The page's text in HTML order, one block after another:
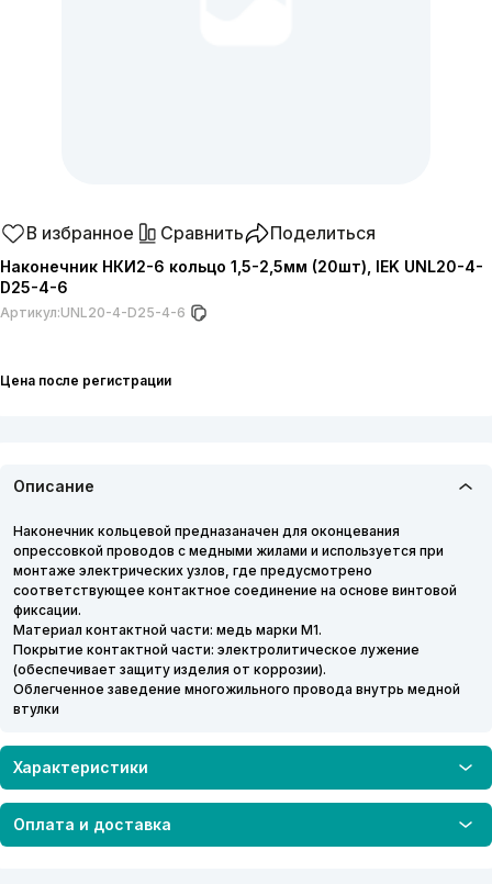
В избранное Сравнить Поделиться
Наконечник НКИ2-6 кольцо 1,5-2,5мм (20шт), IEK UNL20-4-
D25-4-6
Артикул:UNL20-4-D25-4-6
Цена после регистрации
Описание
Наконечник кольцевой предназаначен для оконцевания
опрессовкой проводов с медными жилами и используется при
монтаже электрических узлов, где предусмотрено
соответствующее контактное соединение на основе винтовой
фиксации.
Материал контактной части: медь марки М1.
Покрытие контактной части: электролитическое лужение
(обеспечивает защиту изделия от коррозии).
Облегченное заведение многожильного провода внутрь медной
втулки
Характеристики
Оплата и доставка